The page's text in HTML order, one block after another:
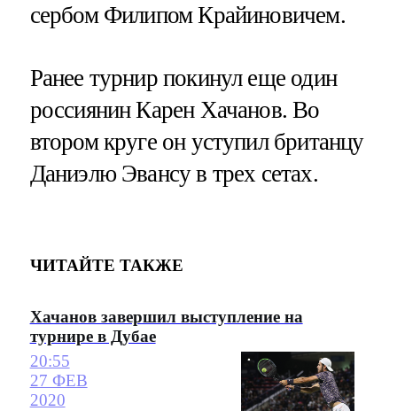
сербом Филипом Крайиновичем.
Ранее турнир покинул еще один
россиянин Карен Хачанов. Во
втором круге он уступил британцу
Даниэлю Эвансу в трех сетах.
ЧИТАЙТЕ ТАКЖЕ
Хачанов завершил выступление на
турнире в Дубае
20:55
27 ФЕВ
2020